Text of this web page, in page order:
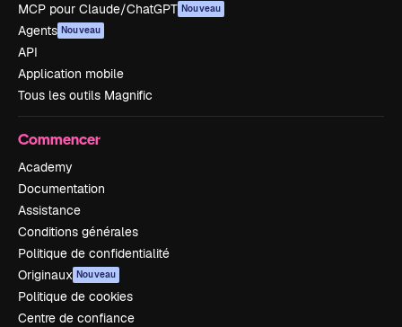
MCP pour Claude/ChatGPT Nouveau
Agents Nouveau
API
Application mobile
Tous les outils Magnific
Commencer
Academy
Documentation
Assistance
Conditions générales
Politique de confidentialité
Originaux Nouveau
Politique de cookies
Centre de confiance